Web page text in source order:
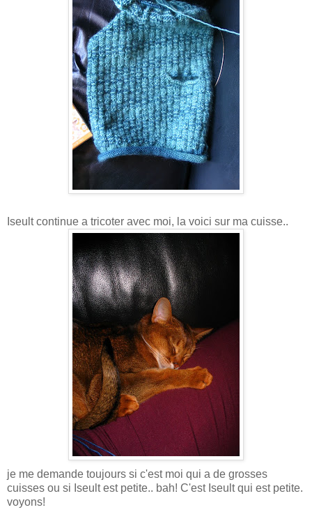
Iseult continue a tricoter avec moi, la voici sur ma cuisse..
je me demande toujours si c'est moi qui a de grosses
cuisses ou si Iseult est petite.. bah! C'est Iseult qui est petite.
voyons!